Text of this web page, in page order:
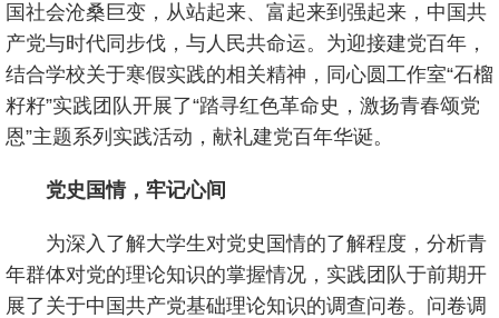
国社会沧桑巨变，从站起来、富起来到强起来，中国共
产党与时代同步伐，与人民共命运。为迎接建党百年，
结合学校关于寒假实践的相关精神，同心圆工作室“石榴
籽籽”实践团队开展了“踏寻红色革命史，激扬青春颂党
恩”主题系列实践活动，献礼建党百年华诞。
党史国情，牢记心间
为深入了解大学生对党史国情的了解程度，分析青
年群体对党的理论知识的掌握情况，实践团队于前期开
展了关于中国共产党基础理论知识的调查问卷。问卷调